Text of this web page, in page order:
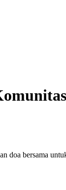
doa bersama